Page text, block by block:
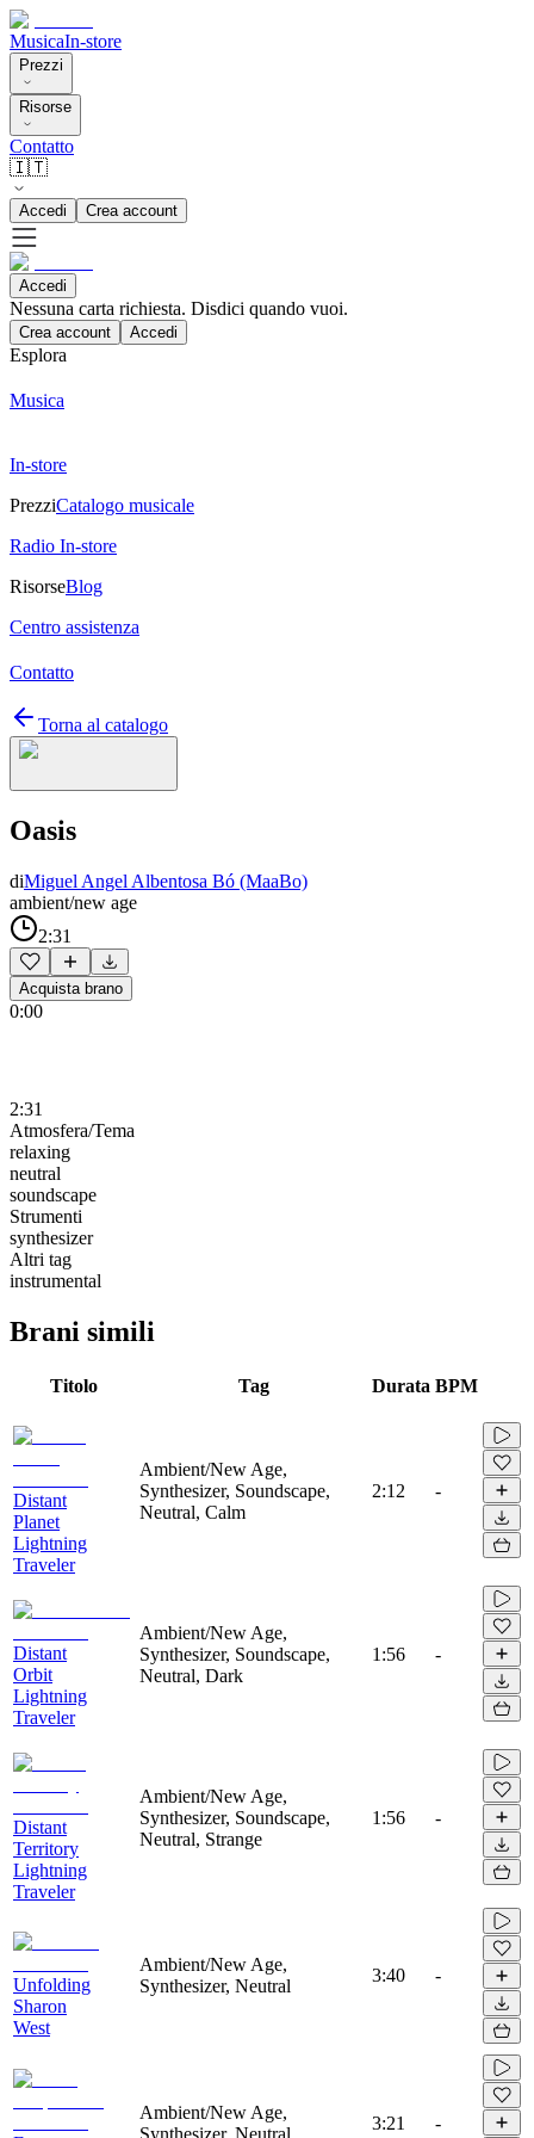
MusicaIn-store
Prezzi
Risorse
Contatto
🇮🇹
Accedi Crea account
Accedi
Nessuna carta richiesta. Disdici quando vuoi.
Crea account Accedi
Esplora
Musica
In-store
PrezziCatalogo musicale
Radio In-store
RisorseBlog
Centro assistenza
Contatto
Torna al catalogo
Oasis
diMiguel Angel Albentosa Bó (MaaBo)
ambient/new age
2:31
Acquista brano
0:00
2:31
Atmosfera/Tema
relaxing
neutral
soundscape
Strumenti
synthesizer
Altri tag
instrumental
Brani simili
Titolo Tag Durata BPM
Distant
Planet
Lightning
Traveler
Ambient/New Age,
Synthesizer, Soundscape,
Neutral, Calm
2:12 -
Distant
Orbit
Lightning
Traveler
Ambient/New Age,
Synthesizer, Soundscape,
Neutral, Dark
1:56 -
Distant
Territory
Lightning
Traveler
Ambient/New Age,
Synthesizer, Soundscape,
Neutral, Strange
1:56 -
Unfolding
Sharon
West
Ambient/New Age,
Synthesizer, Neutral
3:40 -
Ambient/New Age,
Synthesizer, Neutral
3:21 -